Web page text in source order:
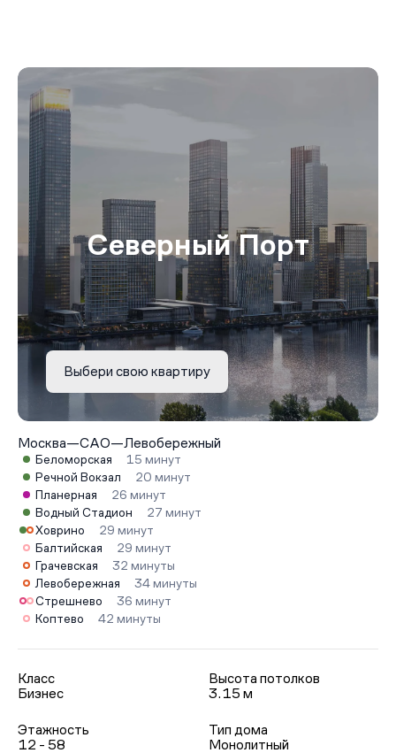
Северный Порт
Выбери свою квартиру
Москва—САО—Левобережный
Беломорская
15 минут
Речной Вокзал
20 минут
Планерная
26 минут
Водный Стадион
27 минут
Ховрино
29 минут
Балтийская
29 минут
Грачевская
32 минуты
Левобережная
34 минуты
Стрешнево
36 минут
Коптево
42 минуты
Класс
Бизнес
Высота потолков
3.15 м
Этажность
12 - 58
Тип дома
Монолитный